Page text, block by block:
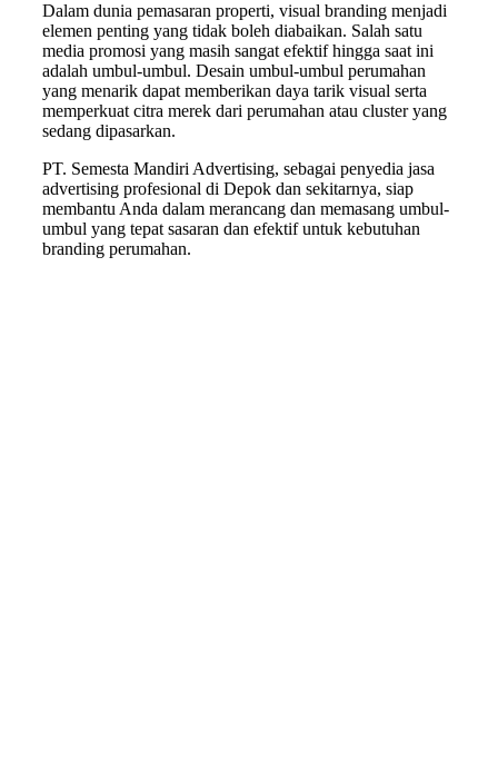
Dalam dunia pemasaran properti, visual branding menjadi
elemen penting yang tidak boleh diabaikan. Salah satu
media promosi yang masih sangat efektif hingga saat ini
adalah umbul-umbul. Desain umbul-umbul perumahan
yang menarik dapat memberikan daya tarik visual serta
memperkuat citra merek dari perumahan atau cluster yang
sedang dipasarkan.
PT. Semesta Mandiri Advertising, sebagai penyedia jasa
advertising profesional di Depok dan sekitarnya, siap
membantu Anda dalam merancang dan memasang umbul-
umbul yang tepat sasaran dan efektif untuk kebutuhan
branding perumahan.